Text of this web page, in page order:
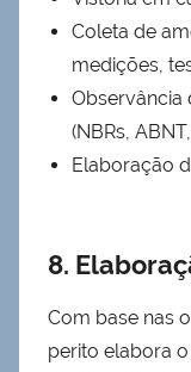
Coleta de
medições,
Observância
(NBRs,
Elaboração
8.
Com base nas
perito elabora o